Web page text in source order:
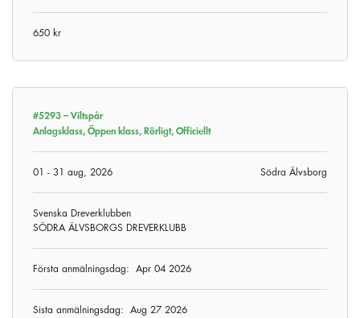
650 kr
#5293 –Viltspår
Anlagsklass, Öppen klass, Rörligt, Officiellt
01 - 31 aug, 2026 Södra Älvsborg
Svenska Dreverklubben
SÖDRA ÄLVSBORGS DREVERKLUBB
Första anmälningsdag: Apr 04 2026
Sista anmälningsdag: Aug 27 2026